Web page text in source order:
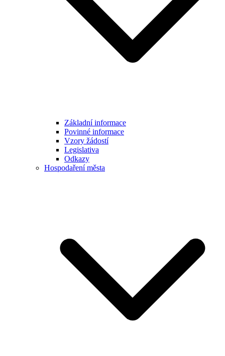
Základní informace
Povinné informace
Vzory žádostí
Legislativa
Odkazy
Hospodaření města